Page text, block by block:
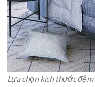
Lựa chọn kích thước